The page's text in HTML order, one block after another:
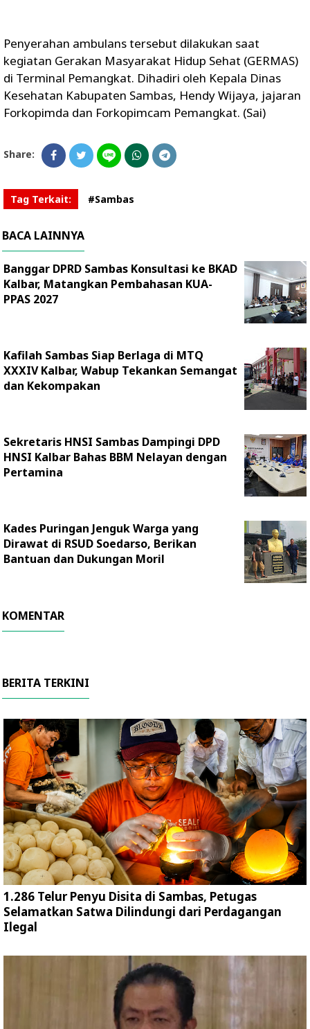
Penyerahan ambulans tersebut dilakukan saat
kegiatan Gerakan Masyarakat Hidup Sehat (GERMAS)
di Terminal Pemangkat. Dihadiri oleh Kepala Dinas
Kesehatan Kabupaten Sambas, Hendy Wijaya, jajaran
Forkopimda dan Forkopimcam Pemangkat. (Sai)
Share:
Tag Terkait: #Sambas
BACA LAINNYA
Banggar DPRD Sambas Konsultasi ke BKAD
Kalbar, Matangkan Pembahasan KUA-
PPAS 2027
Kafilah Sambas Siap Berlaga di MTQ
XXXIV Kalbar, Wabup Tekankan Semangat
dan Kekompakan
Sekretaris HNSI Sambas Dampingi DPD
HNSI Kalbar Bahas BBM Nelayan dengan
Pertamina
Kades Puringan Jenguk Warga yang
Dirawat di RSUD Soedarso, Berikan
Bantuan dan Dukungan Moril
KOMENTAR
BERITA TERKINI
1.286 Telur Penyu Disita di Sambas, Petugas
Selamatkan Satwa Dilindungi dari Perdagangan
Ilegal